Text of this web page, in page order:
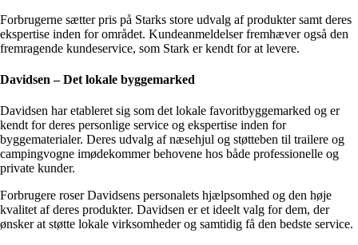
Forbrugerne sætter pris på Starks store udvalg af produkter samt deres
ekspertise inden for området. Kundeanmeldelser fremhæver også den
fremragende kundeservice, som Stark er kendt for at levere.
Davidsen – Det lokale byggemarked
Davidsen har etableret sig som det lokale favoritbyggemarked og er
kendt for deres personlige service og ekspertise inden for
byggematerialer. Deres udvalg af næsehjul og støtteben til trailere og
campingvogne imødekommer behovene hos både professionelle og
private kunder.
Forbrugere roser Davidsens personalets hjælpsomhed og den høje
kvalitet af deres produkter. Davidsen er et ideelt valg for dem, der
ønsker at støtte lokale virksomheder og samtidig få den bedste service.